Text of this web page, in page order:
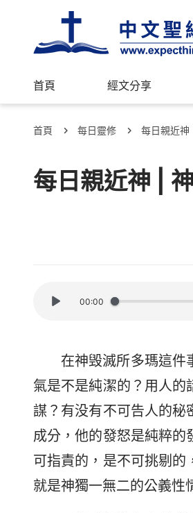
首頁 經文分享
首頁 每日靈修 每日親近神
每日親近神 |
00:00
在神毁滅所多瑪這件
氣是不是純潔的？用人
謀？有没有不可告人的
成分，他的發怒是純粹的
可指責的，是不可挑剔的
就是神獨一無二的公義性